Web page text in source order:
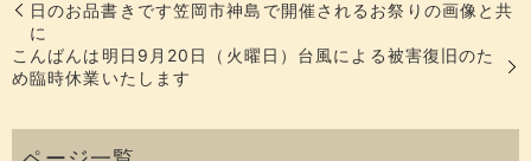
日のお品書きです笠岡市神島で開催されるお祭りの画像と共
に
こんばんは明日9月20日（火曜日）台風による被害復旧のた
め臨時休業いたします